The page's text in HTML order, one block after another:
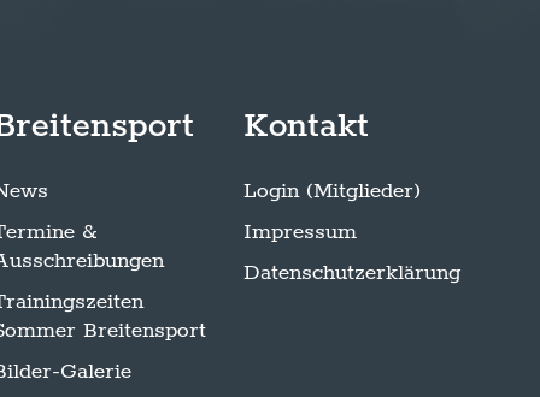
&
Breitensport
Galerie
Kontakt
Login (Mitglieder)
Impressum
Datenschutzerklärung